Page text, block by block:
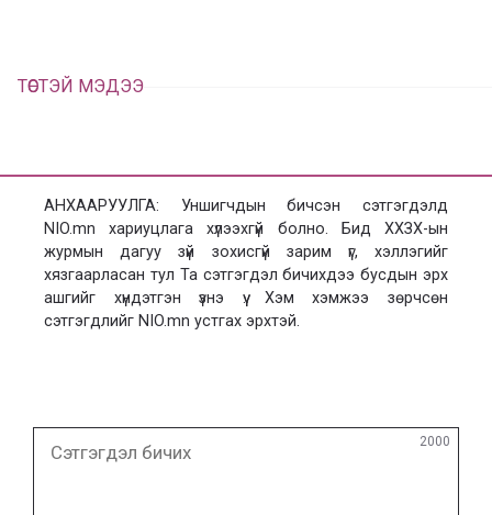
ТӨСТЭЙ МЭДЭЭ
АНХААРУУЛГА: Уншигчдын бичсэн сэтгэгдэлд
NIO.mn хариуцлага хүлээхгүй болно. Бид ХХЗХ-ын
журмын дагуу зүй зохисгүй зарим үг, хэллэгийг
хязгаарласан тул Та сэтгэгдэл бичихдээ бусдын эрх
ашгийг хүндэтгэн үзнэ үү. Хэм хэмжээ зөрчсөн
сэтгэгдлийг NIO.mn устгах эрхтэй.
2000